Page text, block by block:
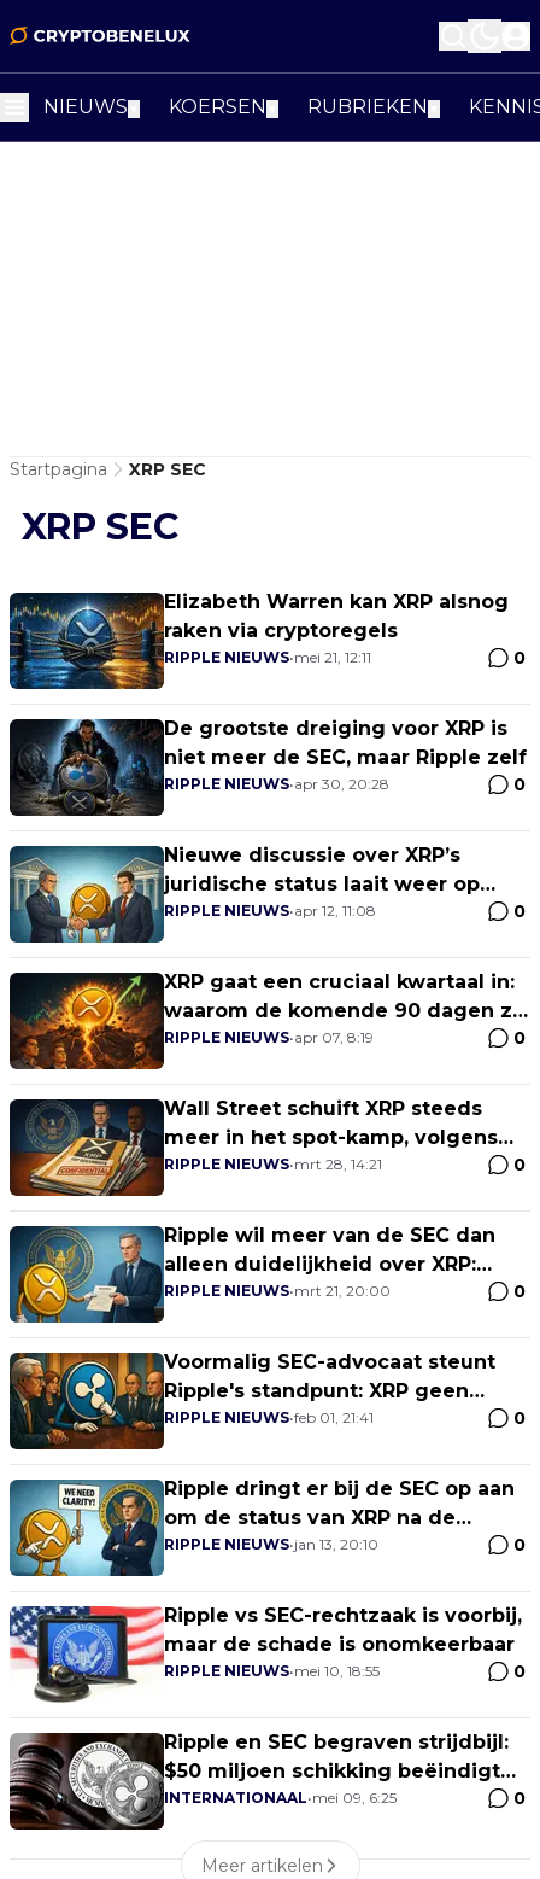
NIEUWS KOERSEN RUBRIEKEN
Startpagina XRP SEC
XRP SEC
Elizabeth Warren kan XRP alsnog
raken via cryptoregels
RIPPLE NIEUWS•mei 21, 12:11 0
De grootste dreiging voor XRP is
niet meer de SEC, maar Ripple zelf
RIPPLE NIEUWS•apr 30, 20:28 0
Nieuwe discussie over XRP’s
juridische status laait weer op
door verse analyse
RIPPLE NIEUWS•apr 12, 11:08 0
XRP gaat een cruciaal kwartaal in:
waarom de komende 90 dagen zo
belangrijk zijn
RIPPLE NIEUWS•apr 07, 8:19 0
Wall Street schuift XRP steeds
meer in het spot-kamp, volgens
nieuwe documenten
RIPPLE NIEUWS•mrt 28, 14:21 0
Ripple wil meer van de SEC dan
alleen duidelijkheid over XRP:
stablecoins en tokenized
RIPPLE NIEUWS•mrt 21, 20:00 0
Voormalig SEC-advocaat steunt
Ripple's standpunt: XRP geen
effectencontract door speculatie
RIPPLE NIEUWS•feb 01, 21:41 0
Ripple dringt er bij de SEC op aan
om de status van XRP na de
rechtszaak vast te leggen
RIPPLE NIEUWS•jan 13, 20:10 0
Ripple vs SEC-rechtzaak is voorbij,
maar de schade is onomkeerbaar
RIPPLE NIEUWS•mei 10, 18:55 0
Ripple en SEC begraven strijdbijl:
$50 miljoen schikking beëindigt
juridische saga!
INTERNATIONAAL•mei 09, 6:25 0
Meer artikelen